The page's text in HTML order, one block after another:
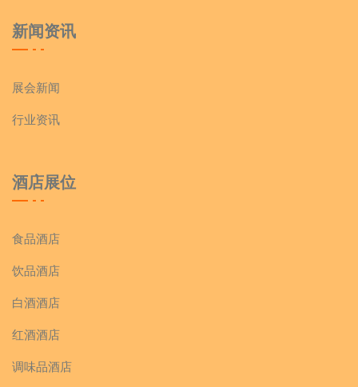
新闻资讯
展会新闻
行业资讯
酒店展位
食品酒店
饮品酒店
白酒酒店
红酒酒店
调味品酒店